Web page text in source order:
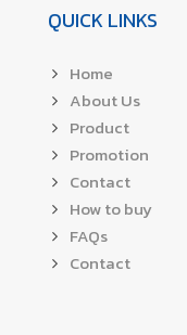
QUICK LINKS
Home
About Us
Product
Promotion
Contact
How to buy
FAQs
Contact